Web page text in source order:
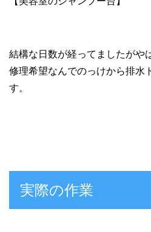
結構な日数が経ってましたがや
修理希望なんでのっけから排水
す。
実際の作業